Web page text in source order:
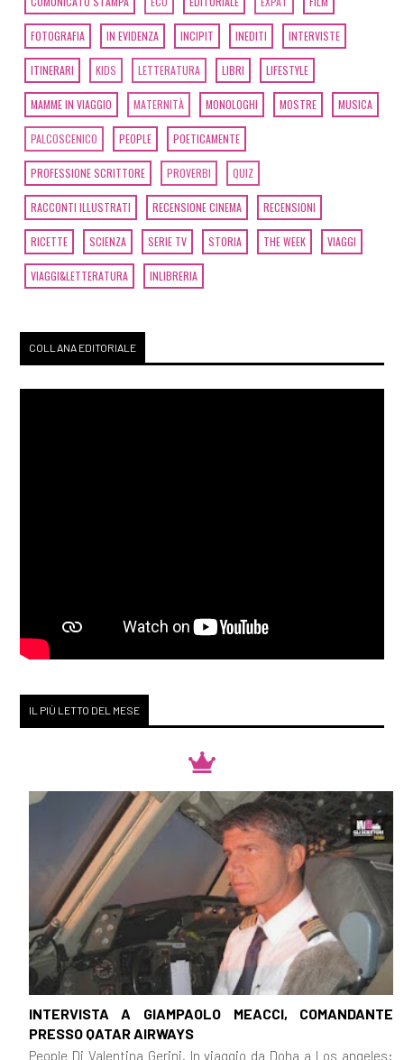
FOTOGRAFIA IN EVIDENZA INCIPIT INEDITI INTERVISTE
ITINERARI KIDS LETTERATURA LIBRI LIFESTYLE
MAMME IN VIAGGIO MATERNITÀ MONOLOGHI MOSTRE MUSICA
PALCOSCENICO PEOPLE POETICAMENTE
PROFESSIONE SCRITTORE PROVERBI QUIZ
RACCONTI ILLUSTRATI RECENSIONE CINEMA RECENSIONI
RICETTE SCIENZA SERIE TV STORIA THE WEEK VIAGGI
VIAGGI&LETTERATURA INLIBRERIA
COLLANA EDITORIALE
IL PIÙ LETTO DEL MESE
INTERVISTA A GIAMPAOLO MEACCI, COMANDANTE
PRESSO QATAR AIRWAYS
People Di Valentina Gerini. In viaggio da Doha a Los angeles: